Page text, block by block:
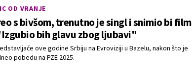
OD VRANJE
s bivšom, trenutno je singl i snimio bi film
bih glavu zbog ljubavi"
ove godine Srbiju na Evroviziji u Bazelu, nakon što je
pobedu na PZE 2025.